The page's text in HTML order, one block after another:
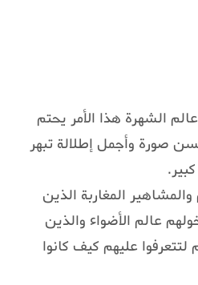
الشهرة هذا الأمر يحتم
صورة وأجمل إطلالة تبهر
المغاربة الذين
عالم الأضواء والذين
عليهم كيف كانوا